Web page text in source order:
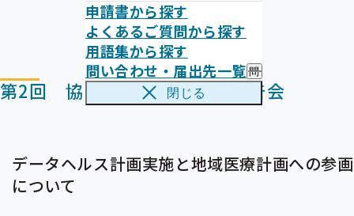
申請書から探す
よくあるご質問から探す
用語集から探す
問い合わせ・届出先一覧 問
い
届
出
閉じる
第2回 協会けんぽ調査研究報告会
データヘルス計画実施と地域医療計画への参画
について